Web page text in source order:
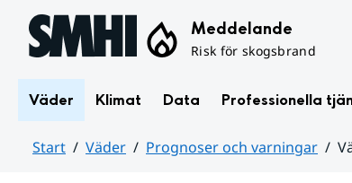
Hoppa till sidans innehåll Meddelande
Risk för skogsbrand
Väder Klimat Data Professionella
Start Väder Prognoser och varningar
varningar